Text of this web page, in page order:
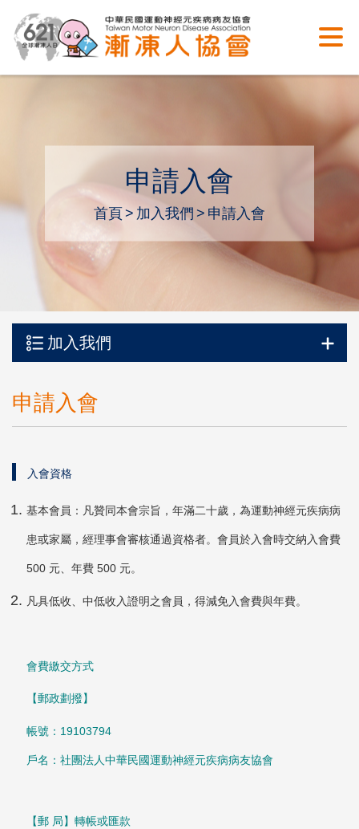
申請入會
首頁 加入我們 申請入會
加入我們
申請入會
入會資格
基本會員：凡贊同本會宗旨，年滿二十歲，為運動神經元疾病病
患或家屬，經理事會審核通過資格者。會員於入會時交納入會費
500 元、年費 500 元。
凡具低收、中低收入證明之會員，得減免入會費與年費。
會費繳交方式
【郵政劃撥】
帳號：19103794
戶名：社團法人中華民國運動神經元疾病病友協會
【郵 局】轉帳或匯款